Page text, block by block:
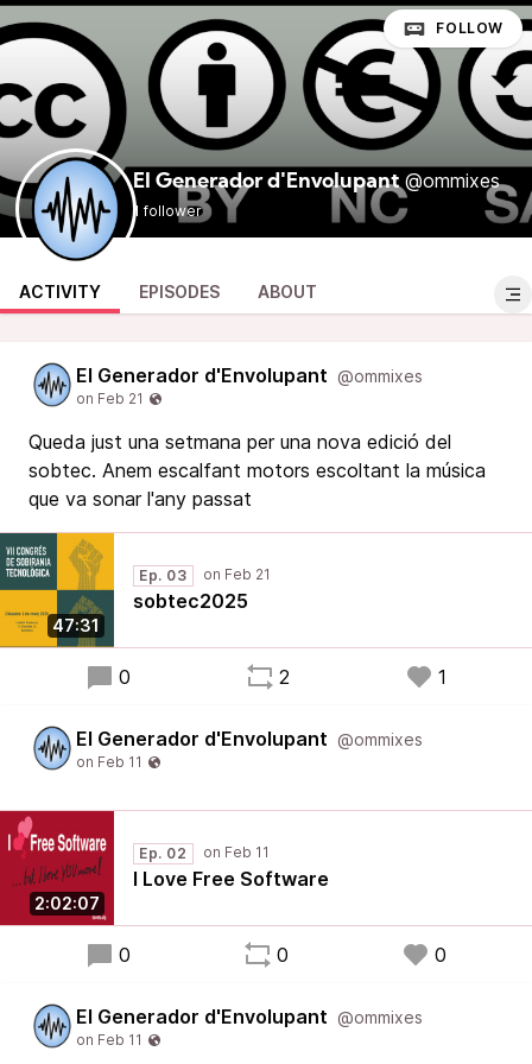
El Generador d'Envolupant @ommixes
1 follower
FOLLOW
ACTIVITY EPISODES ABOUT
El Generador d'Envolupant @ommixes
Queda just una setmana per una nova edició del
sobtec. Anem escalfant motors escoltant la música
que va sonar l'any passat
47:31
Ep. 03
sobtec2025
0 2 1
El Generador d'Envolupant @ommixes
2:02:07
Ep. 02
I Love Free Software
0 0 0
El Generador d'Envolupant @ommixes